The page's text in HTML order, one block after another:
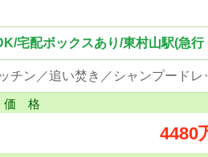
宅配ボックスあり/東村山駅(急
価 格
4480